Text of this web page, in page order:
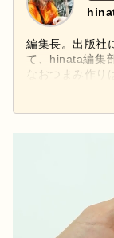
編集長。出版社
て、hinata編集
なおつまみ作り
ンに、好きな